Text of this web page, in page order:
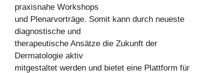
praxisnahe Workshops
und Plenarvorträge. Somit kann durch neueste
diagnostische und
therapeutische Ansätze die Zukunft der
Dermatologie aktiv
mitgestaltet werden und bietet eine Plattform für